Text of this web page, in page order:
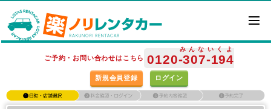
ご予約・お問い合わせはこちら 0120-307
みんな
-194
いくよ
新規会員登録 ログイン